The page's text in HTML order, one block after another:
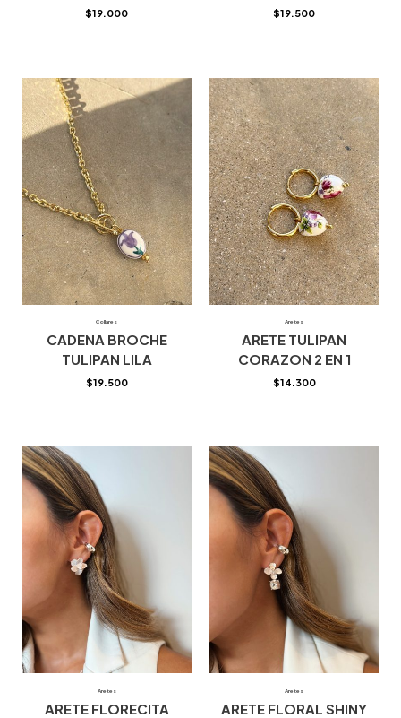
$19.000 $19.500
Collares
CADENA BROCHE
TULIPAN LILA
$19.500
Aretes
ARETE TULIPAN
CORAZON 2 EN 1
$14.300
Aretes
ARETE FLORECITA
Aretes
ARETE FLORAL SHINY